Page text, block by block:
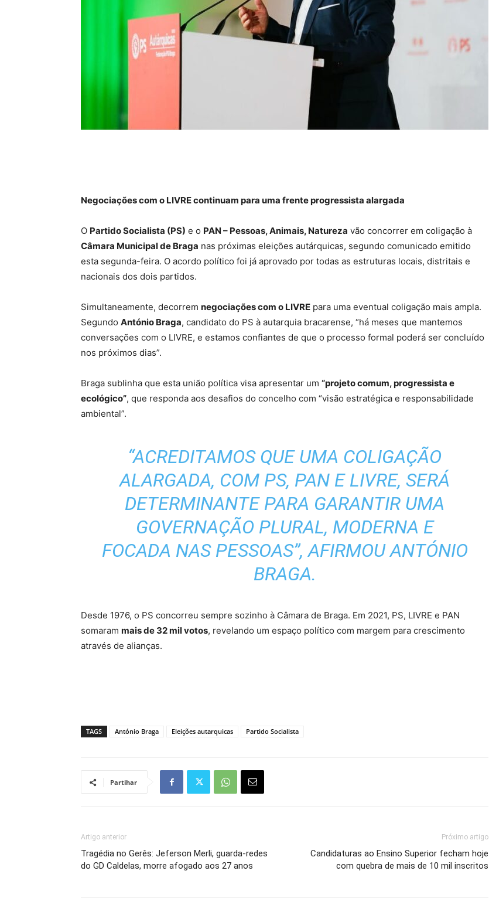
Negociações com o LIVRE continuam para uma frente progressista alargada
O Partido Socialista (PS) e o PAN – Pessoas, Animais, Natureza vão concorrer em coligação à
Câmara Municipal de Braga nas próximas eleições autárquicas, segundo comunicado emitido
esta segunda-feira. O acordo político foi já aprovado por todas as estruturas locais, distritais e
nacionais dos dois partidos.
Simultaneamente, decorrem negociações com o LIVRE para uma eventual coligação mais ampla.
Segundo António Braga, candidato do PS à autarquia bracarense, “há meses que mantemos
conversações com o LIVRE, e estamos confiantes de que o processo formal poderá ser concluído
nos próximos dias”.
Braga sublinha que esta união política visa apresentar um “projeto comum, progressista e
ecológico”, que responda aos desafios do concelho com “visão estratégica e responsabilidade
ambiental”.
“ACREDITAMOS QUE UMA COLIGAÇÃO
ALARGADA, COM PS, PAN E LIVRE, SERÁ
DETERMINANTE PARA GARANTIR UMA
GOVERNAÇÃO PLURAL, MODERNA E
FOCADA NAS PESSOAS”, AFIRMOU ANTÓNIO
BRAGA.
Desde 1976, o PS concorreu sempre sozinho à Câmara de Braga. Em 2021, PS, LIVRE e PAN
somaram mais de 32 mil votos, revelando um espaço político com margem para crescimento
através de alianças.
TAGS António Braga Eleições autarquicas Partido Socialista
Partihar
Artigo anterior
Tragédia no Gerês: Jeferson Merli, guarda-redes
do GD Caldelas, morre afogado aos 27 anos
Próximo artigo
Candidaturas ao Ensino Superior fecham hoje
com quebra de mais de 10 mil inscritos